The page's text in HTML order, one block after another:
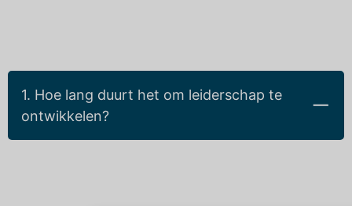
1. Hoe lang duurt het om leiderschap te
ontwikkelen?